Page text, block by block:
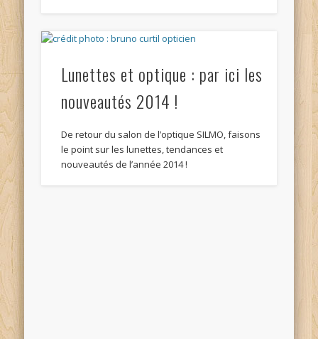
Lunettes et optique : par ici les
nouveautés 2014 !
De retour du salon de l’optique SILMO, faisons
le point sur les lunettes, tendances et
nouveautés de l’année 2014 !